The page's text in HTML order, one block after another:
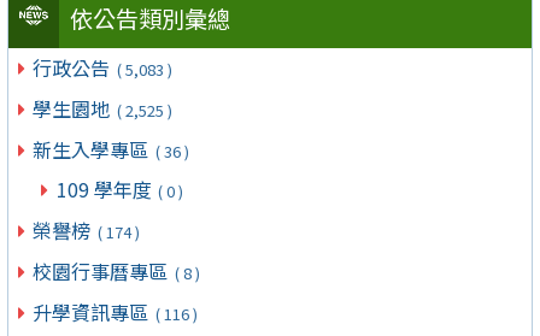
依公告類別彙總
行政公告 ( 5,083 )
學生園地 ( 2,525 )
新生入學專區 ( 36 )
109 學年度 ( 0 )
榮譽榜 ( 174 )
校園行事曆專區 ( 8 )
升學資訊專區 ( 116 )